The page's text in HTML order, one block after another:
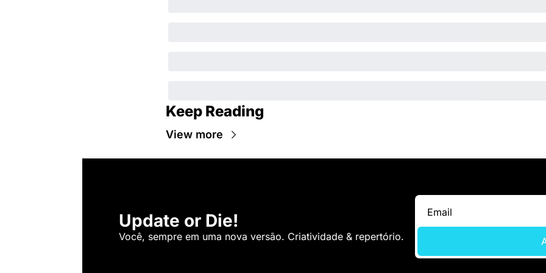
Keep Reading
View more
Update or Die!
Você, sempre em uma nova versão. Criatividade & repertório.